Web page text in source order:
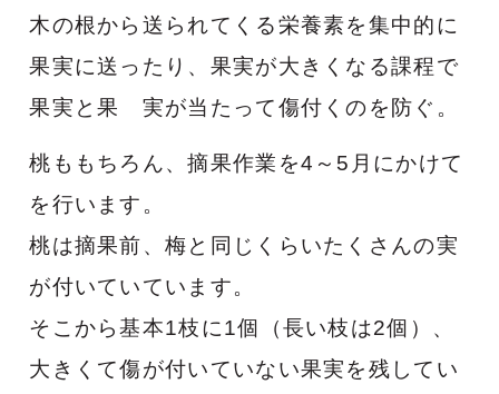
木の根から送られてくる栄養素を集中的に
果実に送ったり、果実が大きくなる課程で
果実と果 実が当たって傷付くのを防ぐ。
桃ももちろん、摘果作業を4～5月にかけて
を行います。
桃は摘果前、梅と同じくらいたくさんの実
が付いていています。
そこから基本1枝に1個（長い枝は2個）、
大きくて傷が付いていない果実を残してい